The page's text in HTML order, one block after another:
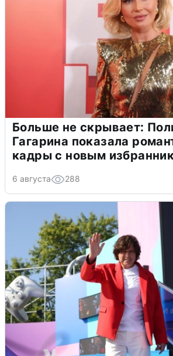
Больше не скрывает:
Гагарина показала
кадры с новым
6 августа 288